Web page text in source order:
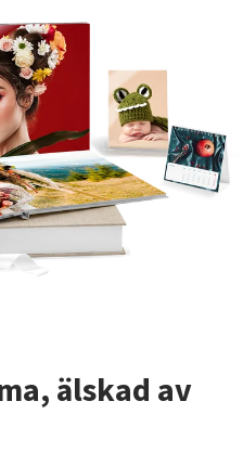
älskad av